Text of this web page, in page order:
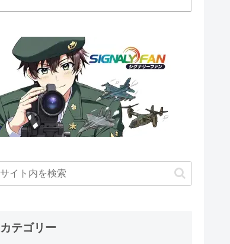
カテゴリー